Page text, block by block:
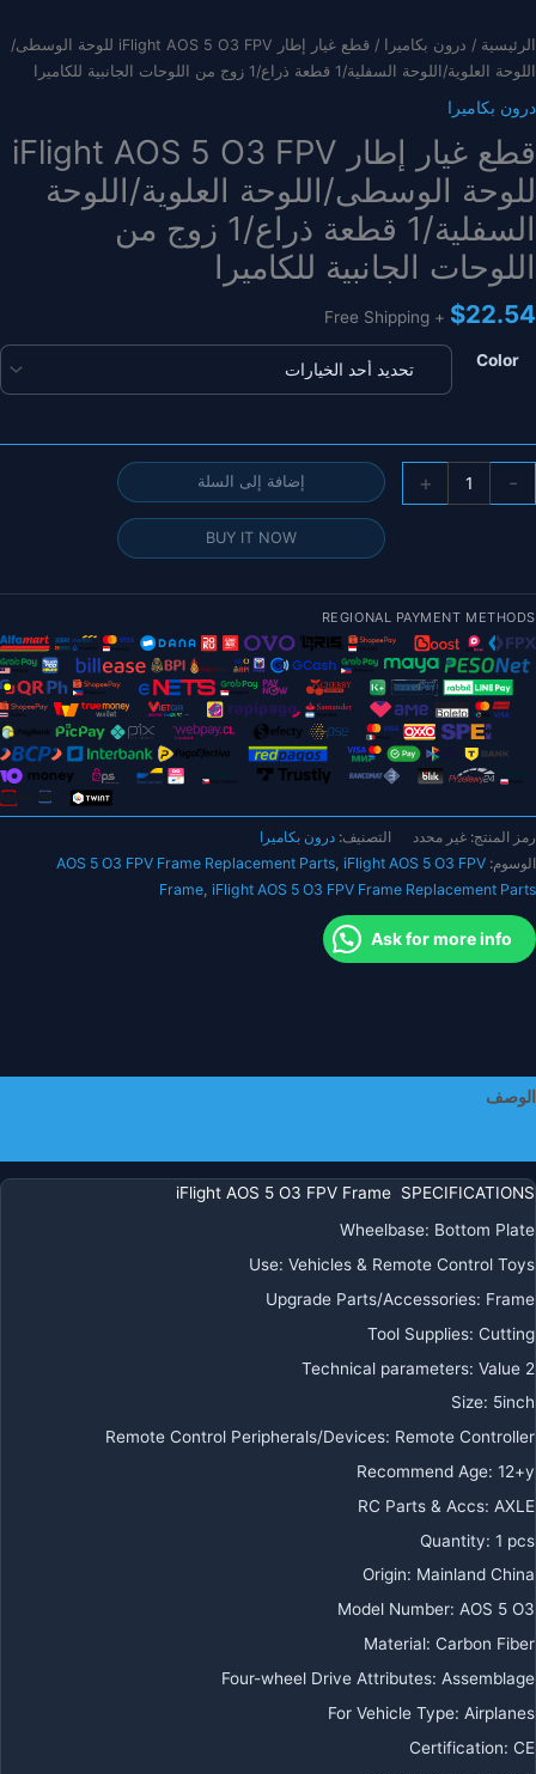
الرئيسية / درون بكاميرا
/ قطع غيار إطار iFlight AOS 5 O3 FPV للوحة الوسطى/
اللوحة العلوية/اللوحة السفلية/1 قطعة ذراع/1 زوج من اللوحات الجانبية للكاميرا
درون بكاميرا
قطع غيار إطار iFlight AOS 5 O3 FPV
للوحة الوسطى/اللوحة العلوية/اللوحة
السفلية/1 قطعة ذراع/1 زوج من
اللوحات الجانبية للكاميرا
$22.54
+ Free Shipping
Color
-
قطع
O3
FPV
للوحة
الوسطى/
العلوية/
اللوحة
السفلية/1
قطعة
ذراع/1
زوج
من
+ إضافة إلى السلة
BUY IT NOW
REGIONAL PAYMENT METHODS
رمز المنتج: غير محدد التصنيف: درون بكاميرا
الوسوم:
AOS 5 O3 FPV Frame Replacement Parts iFlight AOS 5 O3 FPV
Frame iFlight AOS 5 O3 FPV Frame Replacement Parts
Ask for more info
الوصف
iFlight AOS 5 O3 FPV Frame SPECIFICATIONS
Wheelbase: Bottom Plate
Use: Vehicles & Remote Control Toys
Upgrade Parts/Accessories: Frame
Tool Supplies: Cutting
Technical parameters: Value 2
Size: 5inch
Remote Control Peripherals/Devices: Remote Controller
Recommend Age: 12+y
RC Parts & Accs: AXLE
Quantity: 1 pcs
Origin: Mainland China
Model Number: AOS 5 O3
Material: Carbon Fiber
Four-wheel Drive Attributes: Assemblage
For Vehicle Type: Airplanes
Certification: CE